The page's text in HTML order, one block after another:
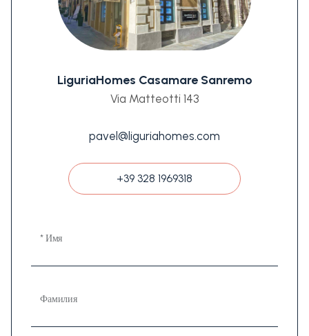
LiguriaHomes Casamare Sanremo
Via Matteotti 143
pavel@liguriahomes.com
+39 328 1969318
* Имя
Фамилия